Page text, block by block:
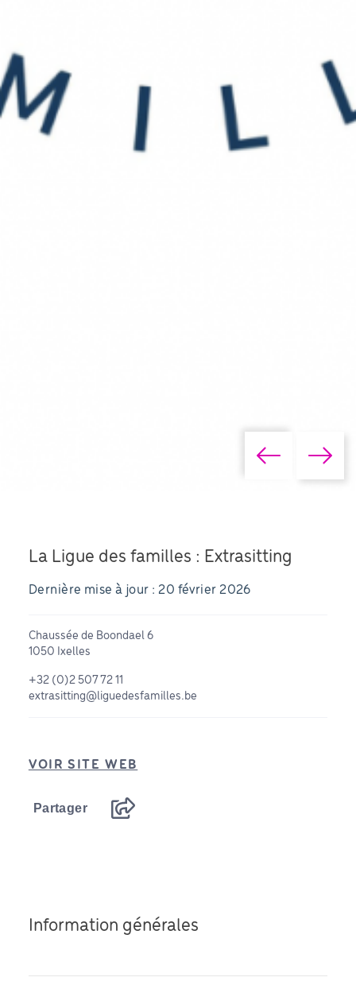
La Ligue des familles : Extrasitting
Dernière mise à jour : 20 février 2026
Chaussée de Boondael 6
1050 Ixelles
+32 (0)2 507 72 11
extrasitting@liguedesfamilles.be
VOIR SITE WEB
Partager
Information générales